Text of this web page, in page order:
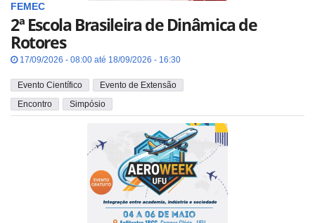
FEMEC
2ª Escola Brasileira de Dinâmica de
Rotores
17/09/2026 - 08:00 até 18/09/2026 - 16:30
Evento Científico
Evento de Extensão
Encontro
Simpósio